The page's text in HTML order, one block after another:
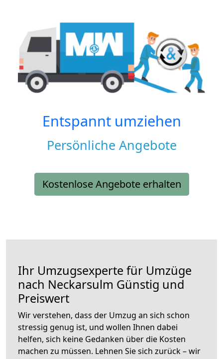
Entspannt umziehen
Persönliche Angebote
Kostenlose Angebote erhalten
Ihr Umzugsexperte für Umzüge
nach Neckarsulm Günstig und
Preiswert
Wir verstehen, dass der Umzug an sich schon
stressig genug ist, und wollen Ihnen dabei
helfen, sich keine Gedanken über die Kosten
machen zu müssen. Lehnen Sie sich zurück – wir